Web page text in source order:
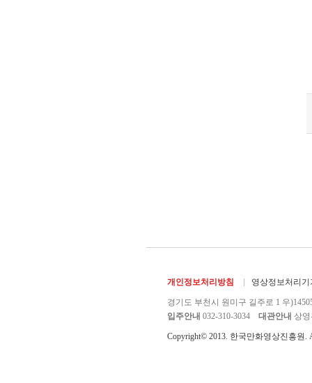
개인정보처리방침 영상정보처리기
경기도 부천시 원미구 길주로 1 우
입주안내 032-310-3034 대관안내 상영
Copyright© 2013. 한국만화영상진흥원.